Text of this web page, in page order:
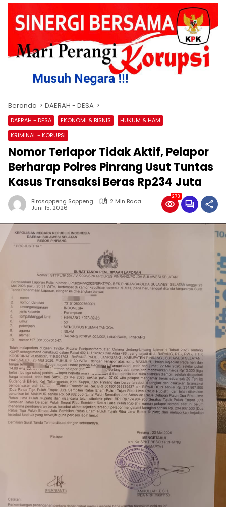
Beranda DAERAH - DESA
DAERAH - DESA EKONOMI & BISNIS
HUKUM & HAM
KRIMINAL - KORUPSI
Nomor Terlapor Tidak Aktif, Pelapor
Berharap Polres Pinrang Usut Tuntas
Kasus Transaksi Beras Rp234 Juta
Birosoppeng Soppeng
2 Min Baca
Juni 15, 2026
273